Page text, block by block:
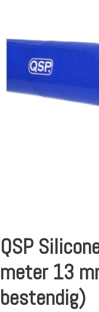
QSP
meter 13
bestendig)